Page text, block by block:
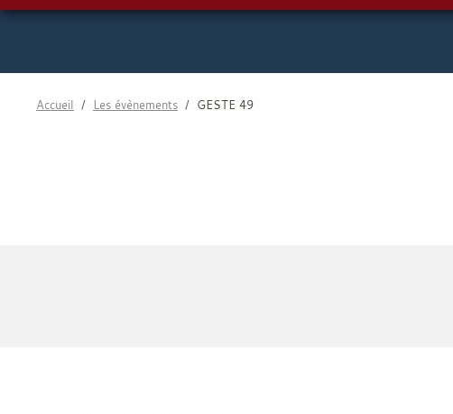
Accueil Les évènements GESTE 49